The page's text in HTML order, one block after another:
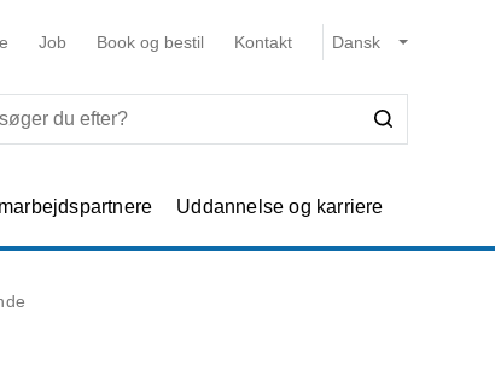
Job Book og bestil Kontakt
Uddannelse og karriere